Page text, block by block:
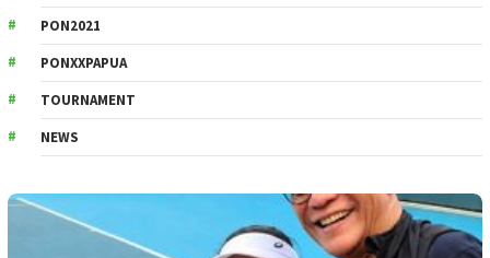
PON2021
PONXXPAPUA
TOURNAMENT
NEWS